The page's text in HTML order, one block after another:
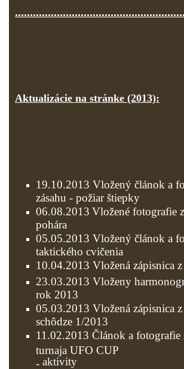
Aktualizácie na stránke (2013):
19.10.2013 Vložený článok a
zásahu - požiar štiepky
06.08.2013 Vložené fotografie
pohára
05.05.2013 Vložený článok a
taktického cvičenia
10.04.2013 Vložená zápisnica
23.03.2013 Vloženy
rok 2013
05.03.2013 Vložená zápisnica
schôdze 1/2013
11.02.2013 Článok a fotografie
turnaja UFO CUP
- aktivity